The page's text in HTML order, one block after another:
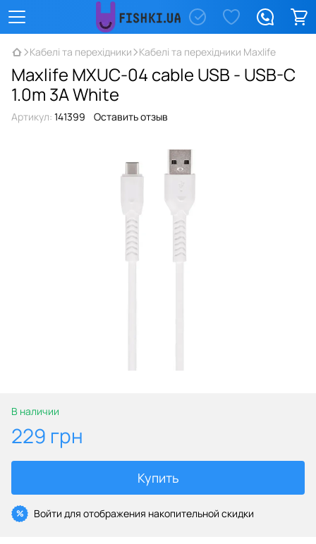
Кабелі та перехідники Кабелі та перехідники Maxlife
Maxlife MXUC-04 cable USB - USB-C
1.0m 3A White
Артикул: 141399 Оставить отзыв
В наличии
229 грн
Купить
% Войти для отображения накопительной скидки